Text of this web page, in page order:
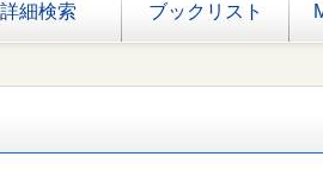
詳細検索 ブックリスト